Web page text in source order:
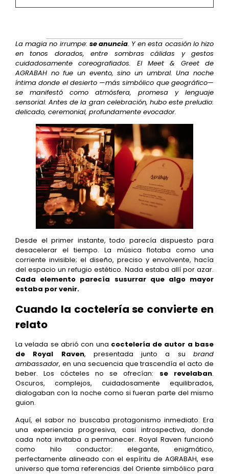
La magia no irrumpe: se anuncia. Y en esta ocasión lo hizo
en tonos dorados, entre sombras cálidas y gestos
cuidadosamente coreografiados. El Meet & Greet de
AGRABAH no fue un evento, sino un umbral. Una noche
íntima donde el desierto —más simbólico que geográfico—
se manifestó como atmósfera, promesa y lenguaje
sensorial. Antes de la gran celebración, hubo este preludio:
delicado, ceremonial, profundamente evocador.
Desde el primer instante, todo parecía dispuesto para
desacelerar el tiempo. La música flotaba como una
corriente invisible; el diseño, preciso y envolvente, hacía
del espacio un refugio estético. Nada estaba allí por azar.
Cada elemento parecía susurrar que algo mayor
estaba por venir.
Cuando la coctelería se convierte en
relato
La velada se abrió con una coctelería de autor a base
de Royal Raven, presentada junto a subrand
ambassador, en una secuencia que trascendía el acto de
beber. Los cócteles no se ofrecían: se revelaban.
Oscuros, complejos, cuidadosamente equilibrados,
dialogaban con la noche como si fueran parte del mismo
guion.
Aquí, el sabor no buscaba protagonismo inmediato. Era
una experiencia progresiva, casi introspectiva, donde
cada nota invitaba a permanecer. Royal Raven funcionó
como hilo conductor: elegante, enigmático,
perfectamente alineado con el espíritu de AGRABAH, ese
universo que toma referencias del Oriente simbólico para